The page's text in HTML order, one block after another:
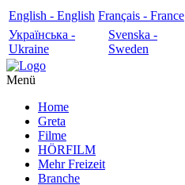
English - English Français - France
Українська -
Ukraine
Svenska -
Sweden
Menü
Home
Greta
Filme
HÖRFILM
Mehr Freizeit
Branche